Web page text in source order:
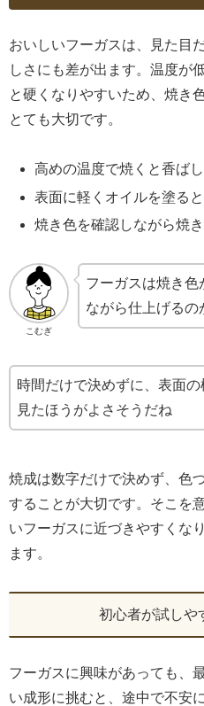
おいしいフーガスは、見た目
しさにも差が出ます。温度が
と硬くなりやすいため、焼き
とても大切です。
高めの温度で焼くと香ば
表面に軽くオイルを塗る
焼き色を確認しながら焼
こむぎ
フーガスは焼き色
ながら仕上げるの
時間だけで決めずに、表面の
見たほうがよさそうだね
焼成は数字だけで決めず、色
することが大切です。そこを
いフーガスに近づきやすくな
ます。
初心者が試しや
フーガスに興味があっても、
い成形に挑むと、途中で不安